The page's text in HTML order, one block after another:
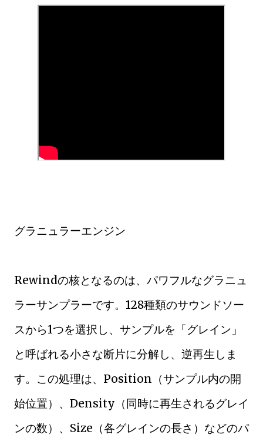
グラニュラーエンジン
Rewindの核となるのは、パワフルなグラニュ
ラーサンプラーです。128種類のサウンドソー
スから1つを選択し、サンプルを「グレイン」
と呼ばれる小さな断片に分解し、逆再生しま
す。この処理は、Position（サンプル内の開
始位置）、Density（同時に再生されるグレイ
ンの数）、Size（各グレインの長さ）などのパ